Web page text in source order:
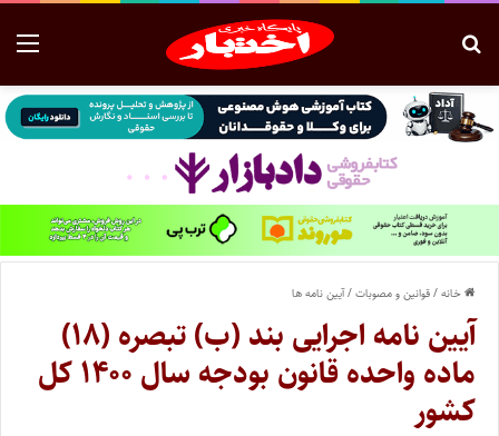
خانه/قوانین و مصوبات/آیین نامه ها
آیین نامه اجرایی بند (ب) تبصره (۱۸)
ماده واحده قانون بودجه سال ۱۴۰۰ کل
کشور